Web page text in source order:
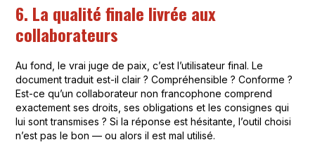
6. La qualité finale livrée aux
collaborateurs
Au fond, le vrai juge de paix, c’est l’utilisateur final. Le
document traduit est-il clair ? Compréhensible ? Conforme ?
Est-ce qu’un collaborateur non francophone comprend
exactement ses droits, ses obligations et les consignes qui
lui sont transmises ? Si la réponse est hésitante, l’outil choisi
n’est pas le bon — ou alors il est mal utilisé.